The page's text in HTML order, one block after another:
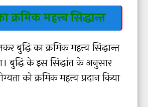
क्रमिक महत्त्व सिद्धान्त
बुद्धि का क्रमिक महत्त्व सिद्धान्त
बुद्धि के इस सिद्धांत के अनुसार
को क्रमिक महत्त्व प्रदान किया